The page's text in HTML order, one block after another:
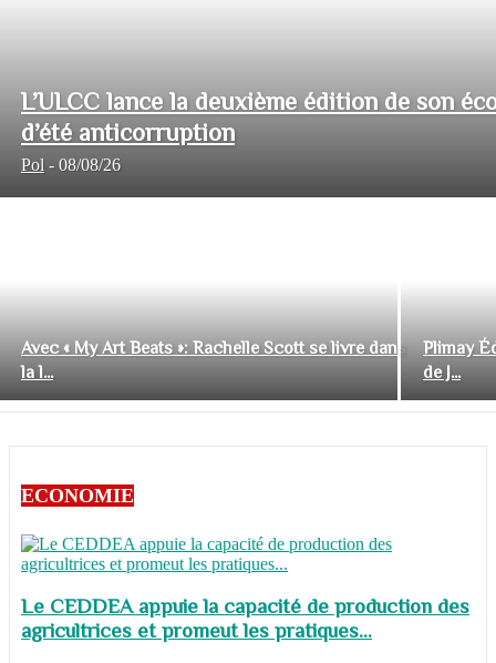
L’ULCC lance la deuxième édition de son
d’été anticorruption
Pol - 08/08/26
Avec « My Art Beats »: Rachelle Scott se livre dans
la l...
Plimay
de J...
ECONOMIE
Le CEDDEA appuie la capacité de production des
agricultrices et promeut les pratiques...